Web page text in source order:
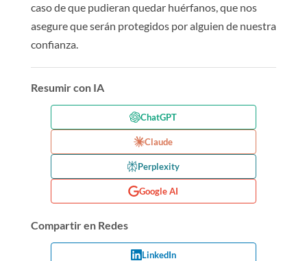
caso de que pudieran quedar huérfanos, que nos
asegure que serán protegidos por alguien de nuestra
confianza.
Resumir con IA
ChatGPT
Claude
Perplexity
Google AI
Compartir en Redes
LinkedIn